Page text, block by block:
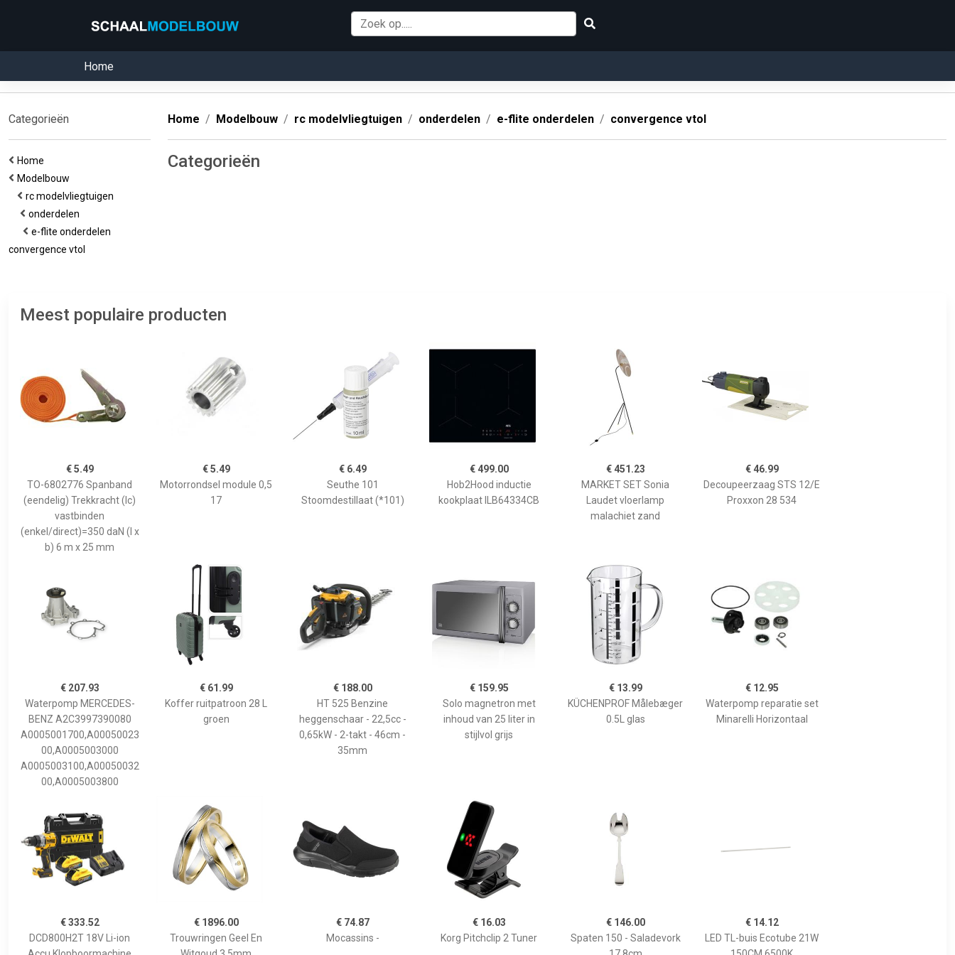
Home
Categorieën
Home
Modelbouw
rc modelvliegtuigen
onderdelen
e-flite onderdelen
convergence vtol
Home Modelbouw rc modelvliegtuigen onderdelen e-flite onderdelen convergence vtol
Categorieën
Meest populaire producten
€ 5.49
TO-6802776 Spanband
(eendelig) Trekkracht (lc)
vastbinden
(enkel/direct)=350 daN (l x
b) 6 m x 25 mm
€ 5.49
Motorrondsel module 0,5
17
€ 6.49
Seuthe 101
Stoomdestillaat (*101)
€ 499.00
Hob2Hood inductie
kookplaat ILB64334CB
€ 451.23
MARKET SET Sonia
Laudet vloerlamp
malachiet zand
€ 46.99
Decoupeerzaag STS 12/E
Proxxon 28 534
€ 207.93
Waterpomp MERCEDES-
BENZ A2C3997390080
A0005001700,A00050023
00,A0005003000
A0005003100,A00050032
00,A0005003800
€ 61.99
Koffer ruitpatroon 28 L
groen
€ 188.00
HT 525 Benzine
heggenschaar - 22,5cc -
0,65kW - 2-takt - 46cm -
35mm
€ 159.95
Solo magnetron met
inhoud van 25 liter in
stijlvol grijs
€ 13.99
KÜCHENPROF Målebæger
0.5L glas
€ 12.95
Waterpomp reparatie set
Minarelli Horizontaal
€ 333.52
DCD800H2T 18V Li-ion
€ 1896.00
Trouwringen Geel En
€ 74.87
Mocassins -
€ 16.03
Korg Pitchclip 2 Tuner
€ 146.00
Spaten 150 - Saladevork
€ 14.12
LED TL-buis Ecotube 21W